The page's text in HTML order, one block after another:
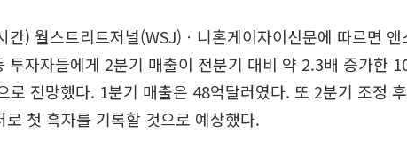
간) 월스트리트저널(WSJ)ㆍ니혼게이자이신문에 따르면
투자자들에게 2분기 매출이 전분기 대비 약 2.3배 증가한
로 전망했다. 1분기 매출은 48억달러였다. 또 2분기 조정
로 첫 흑자를 기록할 것으로 예상했다.